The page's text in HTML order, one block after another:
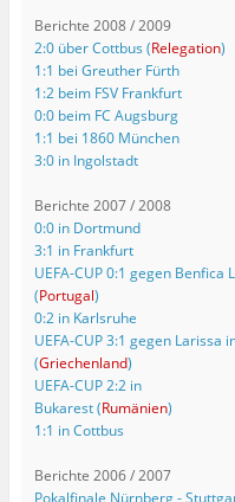
Berichte 2008 / 2009
2:0 über Cottbus (Relegation)
1:1 bei Greuther Fürth
1:2 beim FSV Frankfurt
0:0 beim FC Augsburg
1:1 bei 1860 München
3:0 in Ingolstadt
Berichte 2007 / 2008
0:0 in Dortmund
3:1 in Frankfurt
UEFA-CUP 0:1 gegen Benfica
(Portugal)
0:2 in Karlsruhe
UEFA-CUP 3:1 gegen Larissa
(Griechenland)
UEFA-CUP 2:2 in
Bukarest (Rumänien)
1:1 in Cottbus
Berichte 2006 / 2007
Pokalfinale Nürnberg -